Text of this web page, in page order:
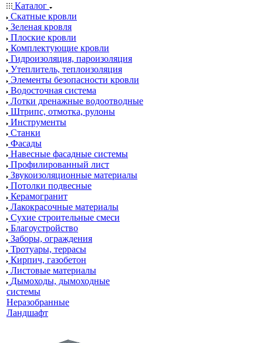
Каталог
Скатные кровли
Зеленая кровля
Плоские кровли
Комплектующие кровли
Гидроизоляция, пароизоляция
Утеплитель, теплоизоляция
Элементы безопасности кровли
Водосточная система
Лотки дренажные водоотводные
Штрипс, отмотка, рулоны
Инструменты
Станки
Фасады
Навесные фасадные системы
Профилированный лист
Звукоизоляционные материалы
Потолки подвесные
Керамогранит
Лакокрасочные материалы
Сухие строительные смеси
Благоустройство
Заборы, ограждения
Тротуары, террасы
Кирпич, газобетон
Листовые материалы
Дымоходы, дымоходные
системы
Неразобранные
Ландшафт